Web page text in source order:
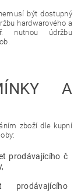
být dostupný
hardwarového a
nutnou údržbu
A
zboží dle kupní
prodávajícího č
prodávajícího